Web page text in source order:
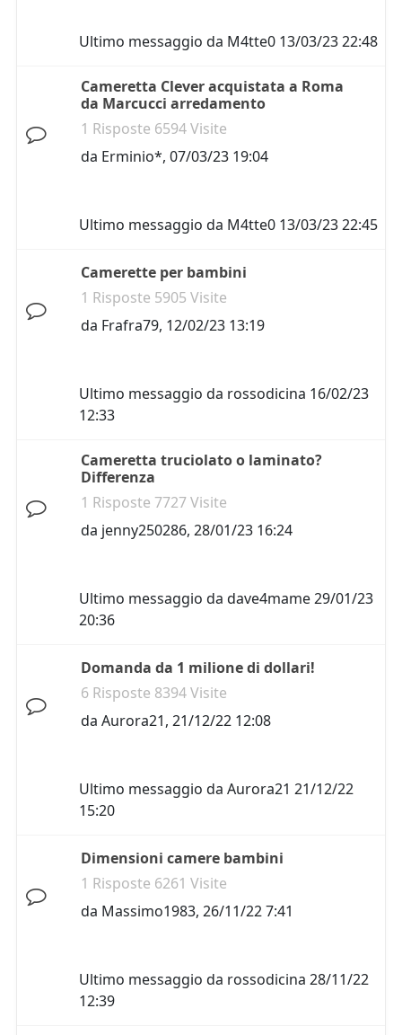
Ultimo messaggio da M4tte0 13/03/23 22:48
Cameretta Clever acquistata a Roma
da Marcucci arredamento
1 Risposte 6594 Visite
da Erminio*, 07/03/23 19:04
Ultimo messaggio da M4tte0 13/03/23 22:45
Camerette per bambini
1 Risposte 5905 Visite
da Frafra79, 12/02/23 13:19
Ultimo messaggio da rossodicina 16/02/23
12:33
Cameretta truciolato o laminato?
Differenza
1 Risposte 7727 Visite
da jenny250286, 28/01/23 16:24
Ultimo messaggio da dave4mame29/01/23
20:36
Domanda da 1 milione di dollari!
6 Risposte 8394 Visite
da Aurora21, 21/12/22 12:08
Ultimo messaggio da Aurora21 21/12/22
15:20
Dimensioni camere bambini
1 Risposte 6261 Visite
da Massimo1983, 26/11/22 7:41
Ultimo messaggio da rossodicina 28/11/22
12:39